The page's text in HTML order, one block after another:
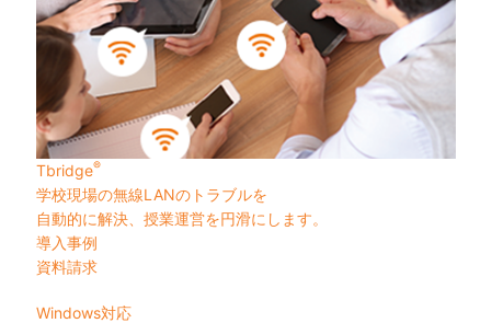
Tbridge®
学校現場の無線LANのトラブルを
自動的に解決、授業運営を円滑にします。
導入事例
資料請求
Windows対応